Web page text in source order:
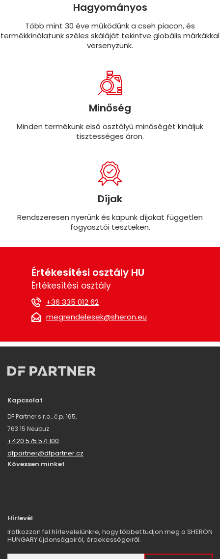
Hagyományos
Több mint 30 éve működünk a cseh piacon, és
termékkínálatunk széles skáláját tekintve globális márkákkal
versenyzünk.
Minőség
Minden termékünk első osztályú minőségét kínáljuk
tisztességes áron.
Díjak
Rendszeresen nyerünk és kapunk díjakat független
fogyasztói teszteken.
Értékesítési osztály HU
Értékesítési osztály
+36 335 012 62
megrendelesek@sheron.eu
Kapcsolat
DF Partner s.r.o., č.p. 165,
763 15 Neubuz
+420 575 571 100
dfpartner@dfpartner.cz
Kövessen minket
Hírlevél
Iratkozzon fel hírlevelelünkre, hogy többet tudjon meg a SHERON
HUNGARY újdonságairól, érdekességeiről.